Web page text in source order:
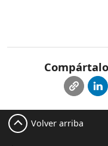
Volver arriba